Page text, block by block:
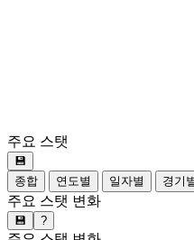
주요 스탯
💾
종합
연도별 일자별 경기
주요 스탯 변화
💾 ?